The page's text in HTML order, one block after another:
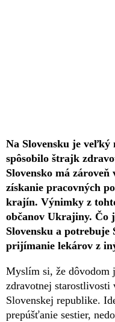
Na Slovensku je veľký
spôsobilo štrajk
Slovensko má
získanie pracovných
krajín. Výnimky z
občanov Ukrajiny. Čo
Slovensku a potrebuje
prijímanie lekárov z
Myslím si, že dôvodom
zdravotnej starostlivosti
Slovenskej republike.
prepúšťanie sestier,